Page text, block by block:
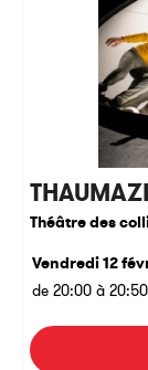
Théâtre des
Vendredi 12
de 20:00 à 20:50